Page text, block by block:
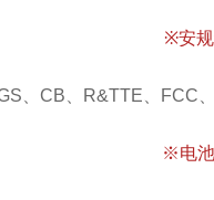
※安规
、CB、R&TTE、FCC
※电池